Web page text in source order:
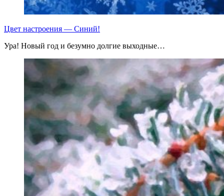
Цвет настроения — Синий!
Ура! Новый год и безумно долгие выходные…